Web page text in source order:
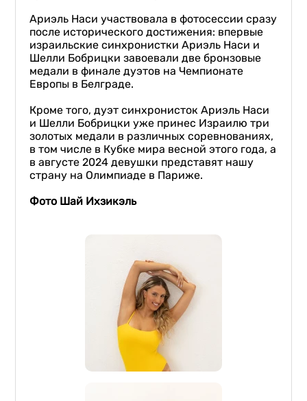
Ариэль Наcи участвовала в фотосессии сразу
после исторического достижения: впервые
израильские синхронистки Ариэль Наси и
Шелли Бобрицки завоевали две бронзовые
медали в финале дуэтов на Чемпионате
Европы в Белграде.
Кроме того, дуэт синхронисток Ариэль Наси
и Шелли Бобрицки уже принес Израилю три
золотых медали в различных соревнованиях,
в том числе в Кубке мира весной этого года, а
в августе 2024 девушки представят нашу
страну на Олимпиаде в Париже.
Фото Шай Ихзикэль